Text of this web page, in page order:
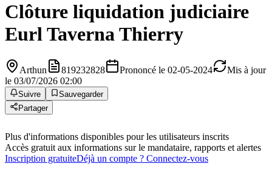
Clôture liquidation judiciaire
Eurl Taverna Thierry
Arthun 819232828 Prononcé le 02-05-2024
Mis à jour
le 03/07/2026 02:00
Suivre
Sauvegarder
Partager
Plus d'informations disponibles pour les utilisateurs inscrits
Accès gratuit aux informations sur le mandataire, rapports et alertes
Inscription gratuiteDéjà un compte ? Connectez-vous